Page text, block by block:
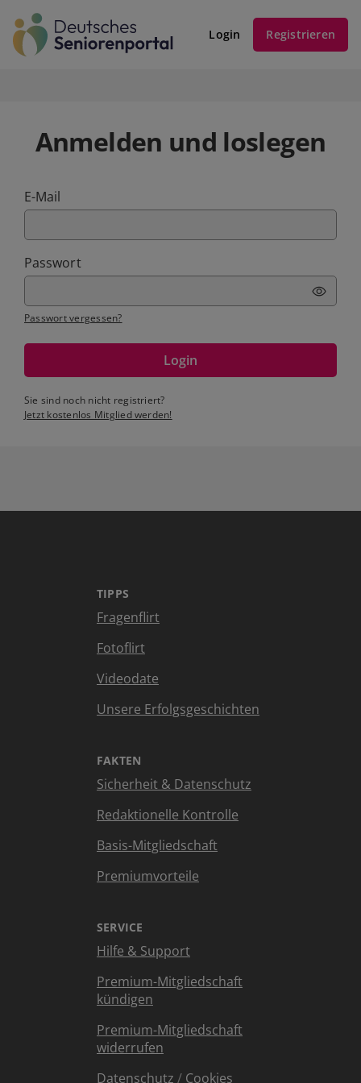
Login Registrieren
Anmelden und loslegen
E-Mail
Passwort
Passwort vergessen?
Login
Sie sind noch nicht registriert?
Jetzt kostenlos Mitglied werden!
TIPPS
Fragenflirt
Fotoflirt
Videodate
Unsere Erfolgsgeschichten
FAKTEN
Sicherheit & Datenschutz
Redaktionelle Kontrolle
Basis-Mitgliedschaft
Premiumvorteile
SERVICE
Hilfe & Support
Premium-Mitgliedschaft
kündigen
Premium-Mitgliedschaft
widerrufen
Datenschutz / Cookies